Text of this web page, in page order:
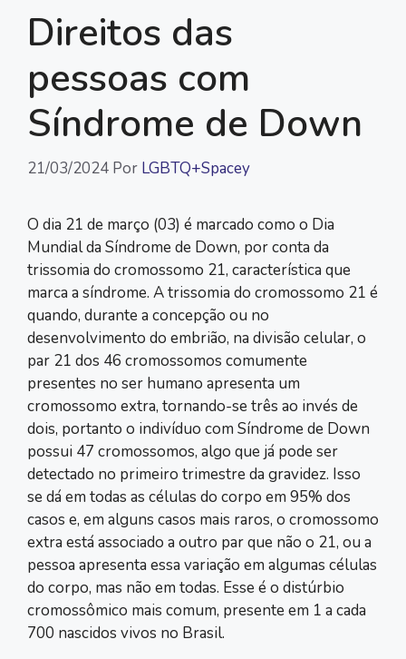
Direitos das
pessoas com
Síndrome de Down
21/03/2024 Por LGBTQ+Spacey
O dia 21 de março (03) é marcado como o Dia
Mundial da Síndrome de Down, por conta da
trissomia do cromossomo 21, característica que
marca a síndrome. A trissomia do cromossomo 21 é
quando, durante a concepção ou no
desenvolvimento do embrião, na divisão celular, o
par 21 dos 46 cromossomos comumente
presentes no ser humano apresenta um
cromossomo extra, tornando-se três ao invés de
dois, portanto o indivíduo com Síndrome de Down
possui 47 cromossomos, algo que já pode ser
detectado no primeiro trimestre da gravidez. Isso
se dá em todas as células do corpo em 95% dos
casos e, em alguns casos mais raros, o cromossomo
extra está associado a outro par que não o 21, ou a
pessoa apresenta essa variação em algumas células
do corpo, mas não em todas. Esse é o distúrbio
cromossômico mais comum, presente em 1 a cada
700 nascidos vivos no Brasil.